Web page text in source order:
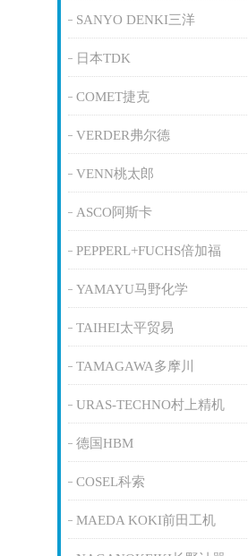
SANYO DENKI三洋
日本TDK
COMET捷克
VERDER弗尔德
VENN桃太郎
ASCO阿斯卡
PEPPERL+FUCHS倍加福
YAMAYU马野化学
TAIHEI太平贸易
TAMAGAWA多摩川
URAS-TECHNO村上精机
德国HBM
COSEL科索
MAEDA KOKI前田工机